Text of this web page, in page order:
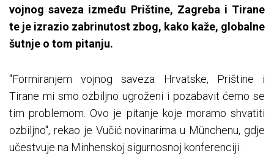
vojnog saveza između Prištine, Zagreba i Tirane
te je izrazio zabrinutost zbog, kako kaže, globalne
šutnje o tom pitanju.
"Formiranjem vojnog saveza Hrvatske, Prištine i
Tirane mi smo ozbiljno ugroženi i pozabavit ćemo se
tim problemom. Ovo je pitanje koje moramo shvatiti
ozbiljno", rekao je Vučić novinarima u Münchenu, gdje
učestvuje na Minhenskoj sigurnosnoj konferenciji.